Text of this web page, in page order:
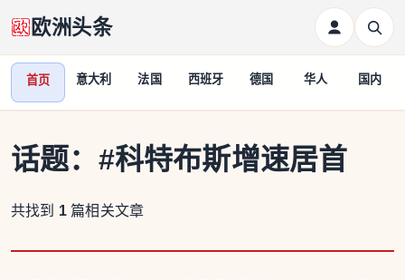
欧洲头条
首页 意大利 法国 西班牙 德国 华人 国内
话题： #科特布斯增速居首
共找到 1 篇相关文章